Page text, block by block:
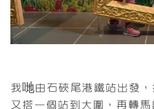
我哋由石硤尾港鐵站出發
又搭一個站到大圍，再轉